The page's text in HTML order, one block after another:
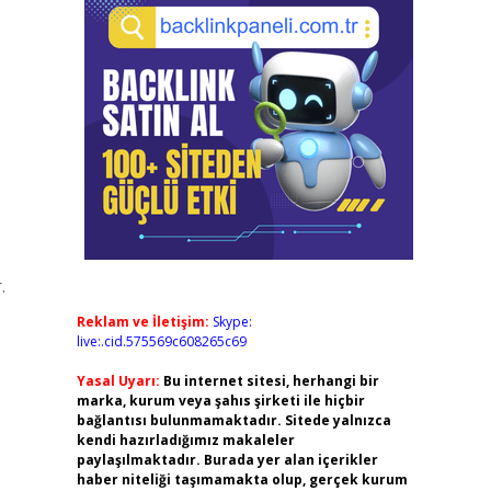
Reklam ve İletişim: Skype:
live:.cid.575569c608265c69
Yasal Uyarı: Bu internet sitesi, herhangi bir
marka, kurum veya şahıs şirketi ile hiçbir
bağlantısı bulunmamaktadır. Sitede yalnızca
kendi hazırladığımız makaleler
paylaşılmaktadır. Burada yer alan içerikler
haber niteliği taşımamakta olup, gerçek kurum